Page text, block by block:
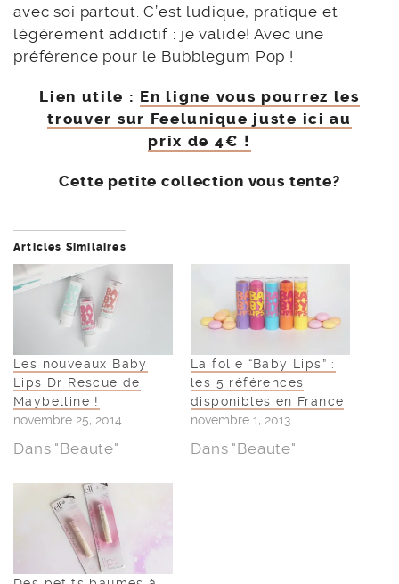
avec soi partout. C’est ludique, pratique et
légèrement addictif : je valide! Avec une
préférence pour le Bubblegum Pop !
Lien utile : En ligne vous pourrez les
trouver sur Feelunique juste ici au
prix de 4€ !
Cette petite collection vous tente?
Articles Similaires
Les nouveaux Baby
Lips Dr Rescue de
Maybelline !
novembre 25, 2014
Dans "Beaute"
La folie “Baby Lips” :
les 5 références
disponibles en France
novembre 1, 2013
Dans "Beaute"